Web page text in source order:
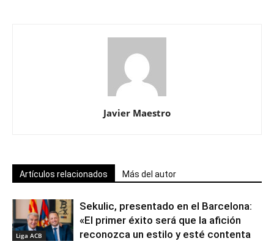
Javier Maestro
Artículos relacionados Más del autor
Liga ACB
Sekulic, presentado en el Barcelona:
«El primer éxito será que la afición
reconozca un estilo y esté contenta